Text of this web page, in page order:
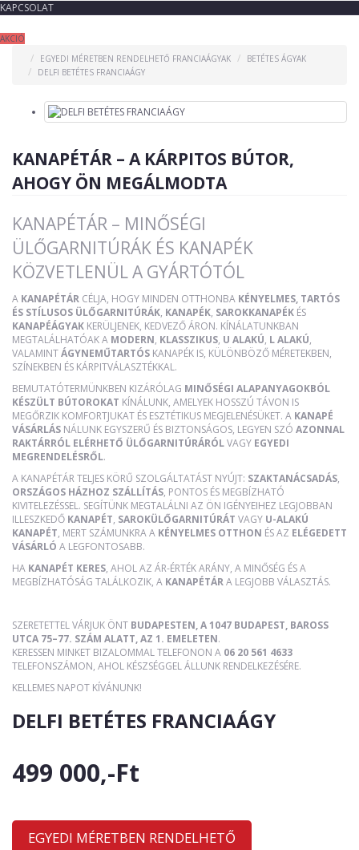
KAPCSOLAT
AKCIÓ
EGYEDI MÉRETBEN RENDELHETŐ FRANCIAÁGYAK
BETÉTES ÁGYAK
DELFI BETÉTES FRANCIAÁGY
KANAPÉTÁR – A KÁRPITOS BÚTOR,
AHOGY ÖN MEGÁLMODTA
KANAPÉTÁR – MINŐSÉGI
ÜLŐGARNITÚRÁK ÉS KANAPÉK
KÖZVETLENÜL A GYÁRTÓTÓL
A KANAPÉTÁR CÉLJA, HOGY MINDEN OTTHONBA KÉNYELMES, TARTÓS
ÉS STÍLUSOS ÜLŐGARNITÚRÁK, KANAPÉK, SAROKKANAPÉK ÉS
KANAPÉÁGYAK KERÜLJENEK, KEDVEZŐ ÁRON. KÍNÁLATUNKBAN
MEGTALÁLHATÓAK A MODERN, KLASSZIKUS, U ALAKÚ, L ALAKÚ,
VALAMINTÁGYNEMŰTARTÓS KANAPÉK IS, KÜLÖNBÖZŐ MÉRETEKBEN,
SZÍNEKBEN ÉS KÁRPITVÁLASZTÉKKAL.
BEMUTATÓTERMÜNKBEN KIZÁRÓLAG MINŐSÉGI ALAPANYAGOKBÓL
KÉSZÜLT BÚTOROKAT KÍNÁLUNK, AMELYEK HOSSZÚ TÁVON IS
MEGŐRZIK KOMFORTJUKAT ÉS ESZTÉTIKUS MEGJELENÉSÜKET. A KANAPÉ
VÁSÁRLÁS NÁLUNK EGYSZERŰ ÉS BIZTONSÁGOS, LEGYEN SZÓ AZONNAL
RAKTÁRRÓL ELÉRHETŐ ÜLŐGARNITÚRÁRÓLVAGY EGYEDI
MEGRENDELÉSRŐL.
A KANAPÉTÁR TELJES KÖRŰ SZOLGÁLTATÁST NYÚJT: SZAKTANÁCSADÁS,
ORSZÁGOS HÁZHOZ SZÁLLÍTÁS, PONTOS ÉS MEGBÍZHATÓ
KIVITELEZÉSSEL. SEGÍTÜNK MEGTALÁLNI AZ ÖN IGÉNYEIHEZ LEGJOBBAN
ILLESZKEDŐ KANAPÉT, SAROKÜLŐGARNITÚRÁT VAGY U-ALAKÚ
KANAPÉT, MERT SZÁMUNKRA A KÉNYELMES OTTHON ÉS AZ ELÉGEDETT
VÁSÁRLÓ A LEGFONTOSABB.
HA KANAPÉT KERES, AHOL AZ ÁR-ÉRTÉK ARÁNY, A MINŐSÉG ÉS A
MEGBÍZHATÓSÁG TALÁLKOZIK, A KANAPÉTÁRA LEGJOBB VÁLASZTÁS.
SZERETETTEL VÁRJUK ÖNT BUDAPESTEN, A 1047 BUDAPEST, BAROSS
UTCA 75–77. SZÁM ALATT, AZ 1. EMELETEN.
KERESSEN MINKET BIZALOMMAL TELEFONON A 06 20 561 4633
TELEFONSZÁMON, AHOL KÉSZSÉGGEL ÁLLUNK RENDELKEZÉSÉRE.
KELLEMES NAPOT KÍVÁNUNK!
DELFI BETÉTES FRANCIAÁGY
499 000,-Ft
EGYEDI MÉRETBEN RENDELHETŐ